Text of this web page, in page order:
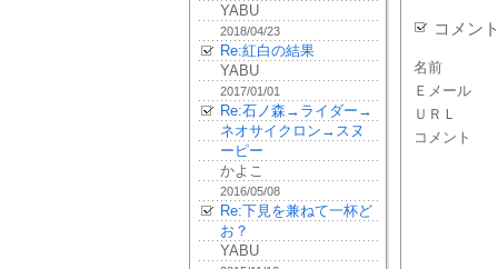
YABU
2018/04/23
Re:紅白の結果
YABU
2017/01/01
Re:石ノ森→ライダー→
ネオサイクロン→スヌ
ーピー
かよこ
2016/05/08
Re:下見を兼ねて一杯ど
お？
YABU
コメン
名前
Ｅメール
ＵＲＬ
コメント